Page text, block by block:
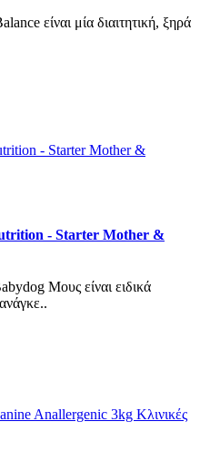
είναι μία διαιτητική, ξηρά
- Starter Mother &
Μους είναι ειδικά